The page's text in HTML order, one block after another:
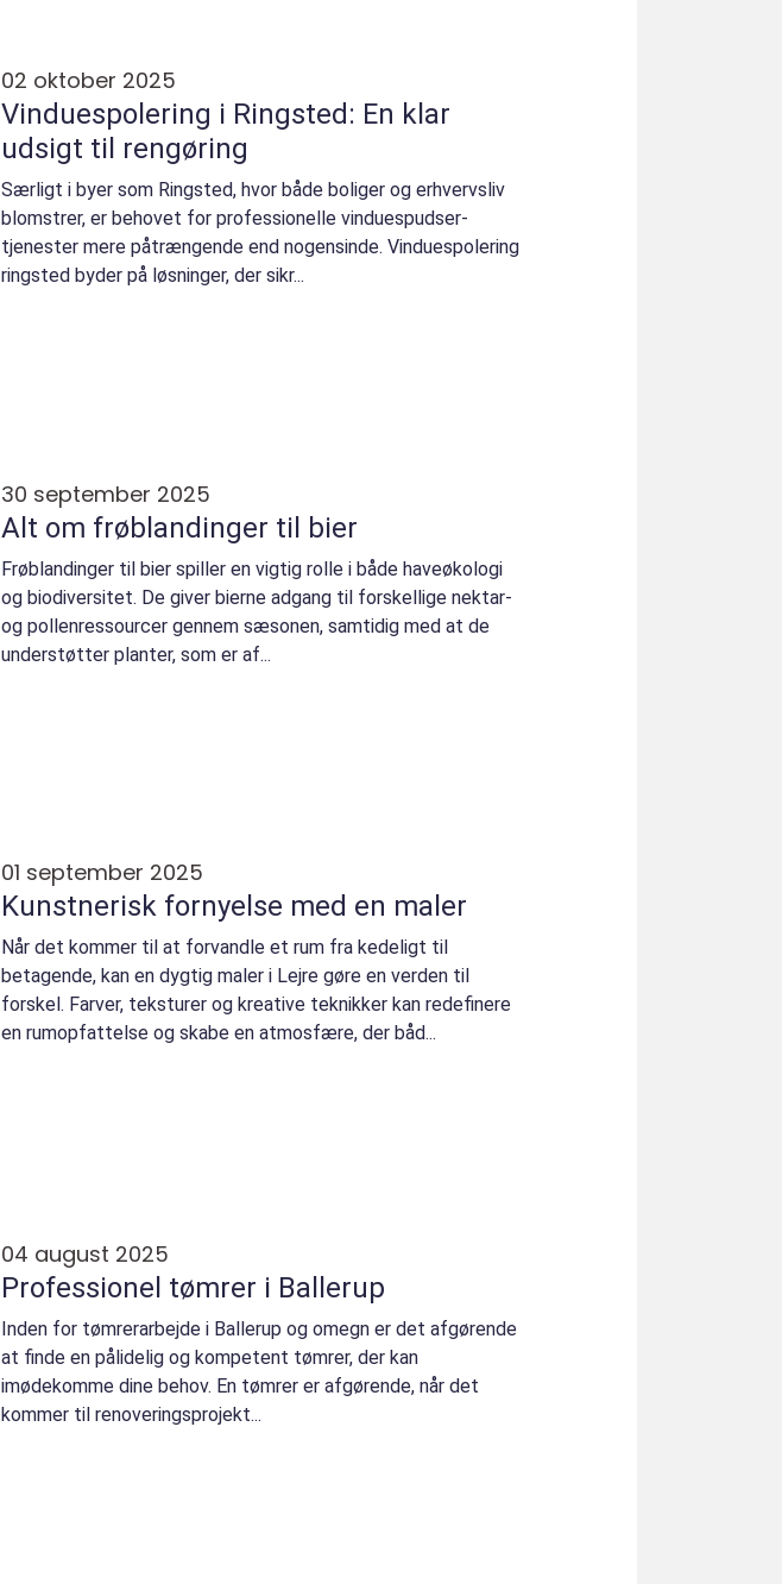
02 oktober 2025
Vinduespolering i Ringsted: En klar
udsigt til rengøring
Særligt i byer som Ringsted, hvor både boliger og erhvervsliv
blomstrer, er behovet for professionelle vinduespudser-
tjenester mere påtrængende end nogensinde. Vinduespolering
ringsted byder på løsninger, der sikr...
30 september 2025
Alt om frøblandinger til bier
Frøblandinger til bier spiller en vigtig rolle i både haveøkologi
og biodiversitet. De giver bierne adgang til forskellige nektar-
og pollenressourcer gennem sæsonen, samtidig med at de
understøtter planter, som er af...
01 september 2025
Kunstnerisk fornyelse med en maler
Når det kommer til at forvandle et rum fra kedeligt til
betagende, kan en dygtig maler i Lejre gøre en verden til
forskel. Farver, teksturer og kreative teknikker kan redefinere
en rumopfattelse og skabe en atmosfære, der båd...
04 august 2025
Professionel tømrer i Ballerup
Inden for tømrerarbejde i Ballerup og omegn er det afgørende
at finde en pålidelig og kompetent tømrer, der kan
imødekomme dine behov. En tømrer er afgørende, når det
kommer til renoveringsprojekt...